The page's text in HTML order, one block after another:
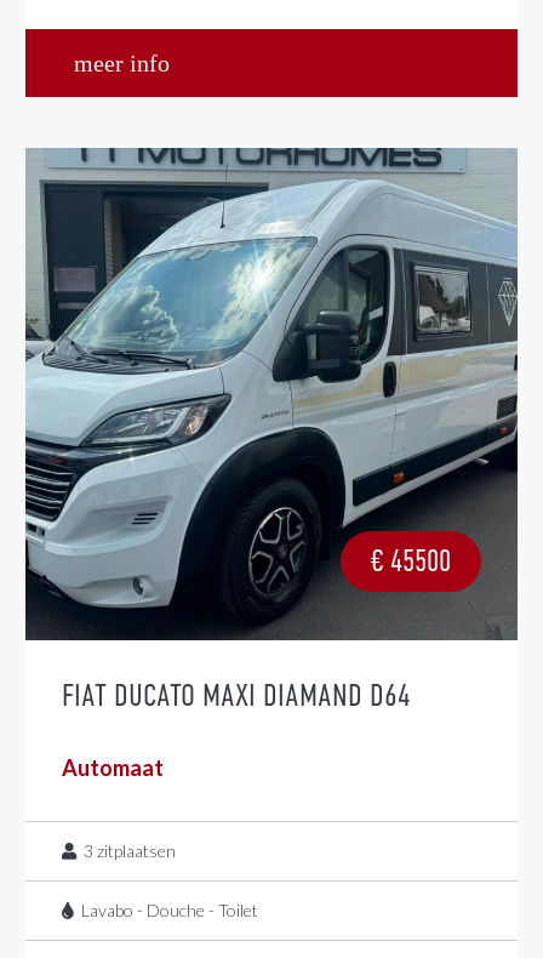
meer info
€ 45500
FIAT DUCATO MAXI DIAMAND D64
Automaat
3 zitplaatsen
Lavabo - Douche - Toilet